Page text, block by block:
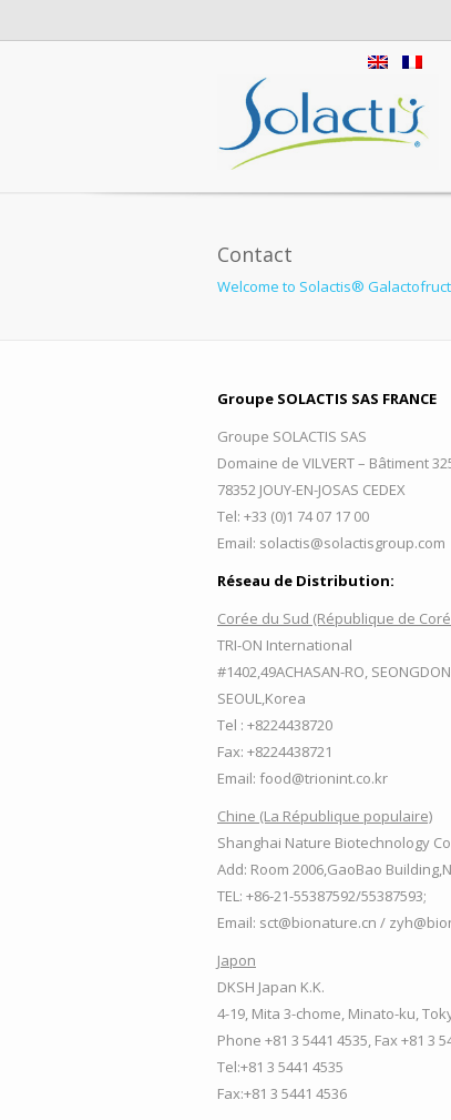
Contact
Welcome to Solactis®
Groupe SOLACTIS SAS FRANCE
Groupe SOLACTIS SAS
Domaine de VILVERT – Bâtiment
78352 JOUY-EN-JOSAS CEDEX
Tel: +33 (0)1 74 07 17 00
Email: solactis@solactisgroup.com
Réseau de Distribution:
Corée du Sud (République de
TRI-ON International
#1402,49ACHASAN-RO,
SEOUL,Korea
Tel : +8224438720
Fax: +8224438721
Email: food@trionint.co.kr
Chine (La République populaire)
Shanghai Nature Biotechnology
Add: Room 2006,GaoBao
TEL: +86-21-55387592/55387593;
Email: sct@bionature.cn /
Japon
DKSH Japan K.K.
4-19, Mita 3-chome, Minato-ku,
Phone +81 3 5441 4535, Fax +81 3
Tel:+81 3 5441 4535
Fax:+81 3 5441 4536